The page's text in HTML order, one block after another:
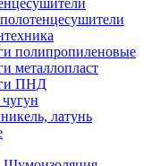
полипропиленовые
металлопласт
ПНД
латунь